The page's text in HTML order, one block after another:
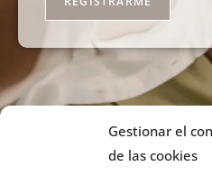
Gestionar el
de las cookies